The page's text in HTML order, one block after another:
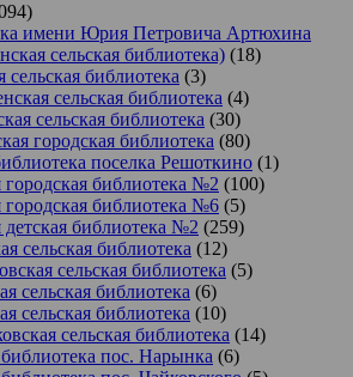
имени Юрия Петровича Артюхина
сельская библиотека) (18)
сельская библиотека (3)
сельская библиотека (4)
сельская библиотека (30)
городская библиотека (80)
поселка Решоткино (1)
библиотека №2 (100)
библиотека №6 (5)
библиотека №2 (259)
сельская библиотека (12)
сельская библиотека (5)
сельская библиотека (6)
сельская библиотека (10)
сельская библиотека (14)
пос. Нарынка (6)